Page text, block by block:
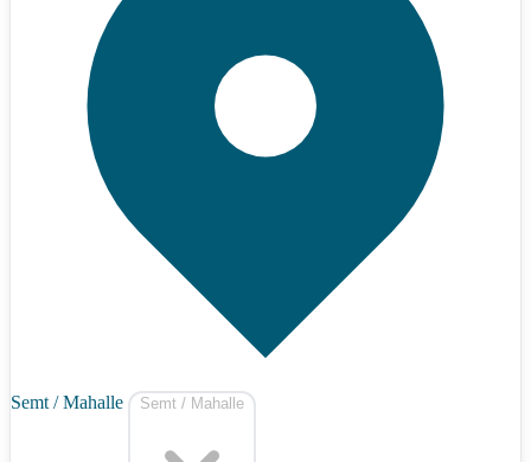
Semt / Mahalle Semt / Mahalle